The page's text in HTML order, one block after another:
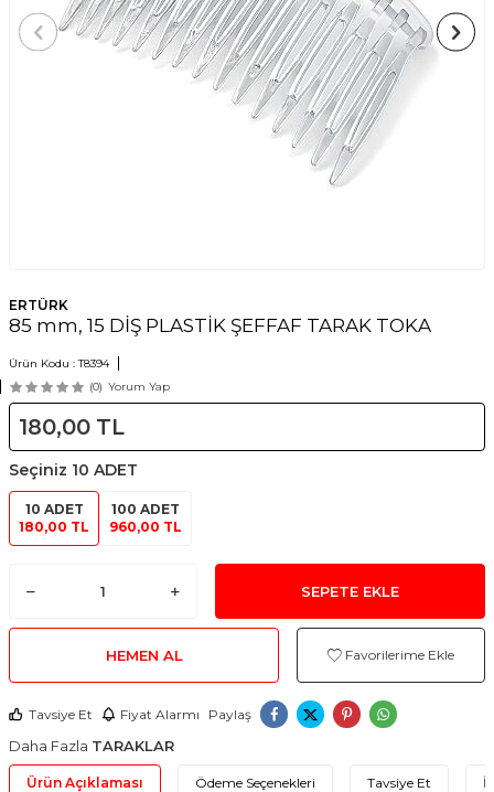
ERTÜRK
85 mm, 15 DİŞ PLASTİK ŞEFFAF TARAK TOKA
Ürün Kodu :T8394
(0) Yorum Yap
180,00 TL
Seçiniz 10 ADET
10 ADET
180,00 TL
100 ADET
960,00 TL
SEPETE EKLE
HEMEN AL Favorilerime Ekle
Tavsiye Et Fiyat Alarmı Paylaş
Daha Fazla TARAKLAR
Ürün Açıklaması Ödeme Seçenekleri Tavsiye Et